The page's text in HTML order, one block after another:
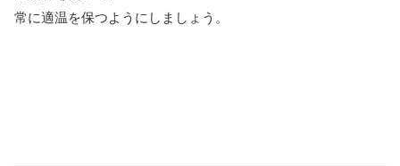
常に適温を保つようにしましょう。